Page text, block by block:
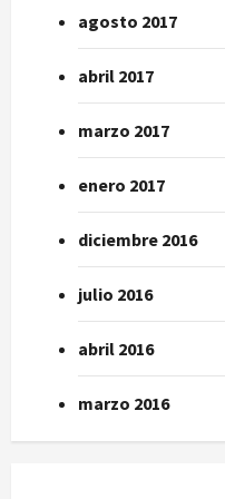
agosto 2017
abril 2017
marzo 2017
enero 2017
diciembre 2016
julio 2016
abril 2016
marzo 2016